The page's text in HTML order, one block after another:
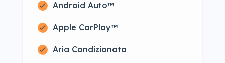
Android Auto™
Apple CarPlay™
Aria Condizionata